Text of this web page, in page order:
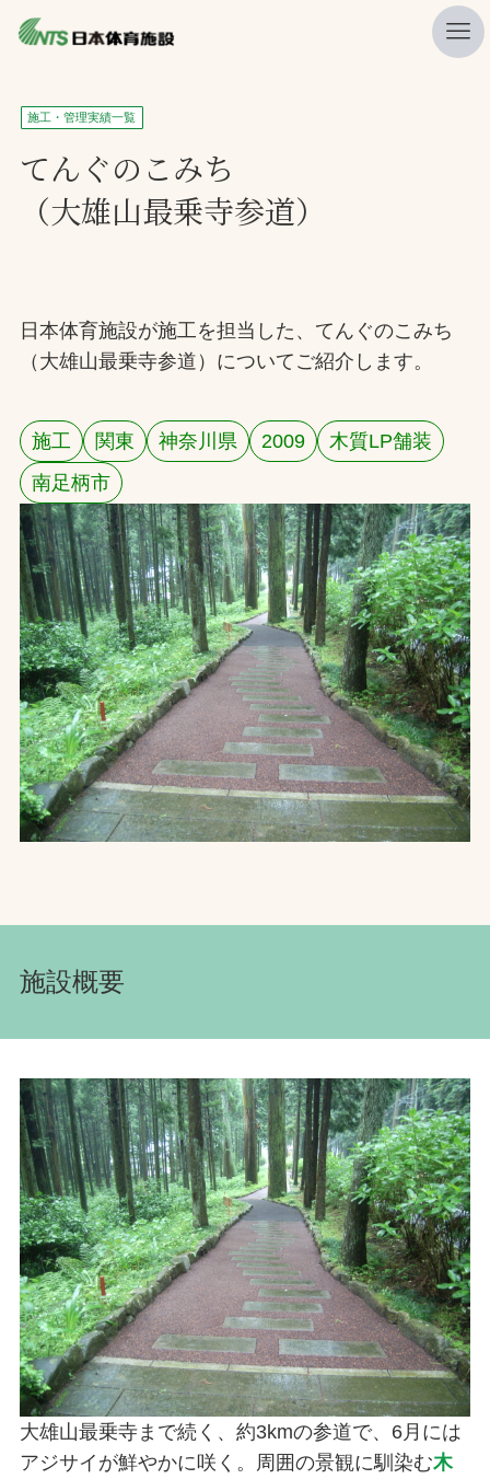
私たちの強み
ニュース
プレスリリース
施工・管理実績一覧
会社概要
採用情報
お問合せ
お取引先の皆様へ
プライバシーポリシー
ソーシャルメディアポリシー
施工・管理実績一覧
てんぐのこみち
（大雄山最乗寺参道）
日本体育施設が施工を担当した、てんぐのこみち
（大雄山最乗寺参道）についてご紹介します。
施工 関東 神奈川県 2009
木質LP舗装
南足柄市
施設概要
大雄山最乗寺まで続く、約3kmの参道で、6月には
アジサイが鮮やかに咲く。周囲の景観に馴染む木